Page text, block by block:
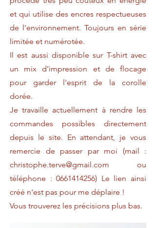
et qui utilise des encres respectueuses
de l'environnement. Toujours en série
limitée et numérotée.
Il est aussi disponible sur T-shirt avec
un mix d'impression et de flocage
pour garder l'esprit de la corolle
dorée.
Je travaille actuellement à rendre les
commandes possibles directement
depuis le site. En attendant, je vous
remercie de passer par moi (mail :
christophe.terve@gmail.com ou
téléphone :0661414256) Le lien ainsi
créé n'est pas pour me déplaire !
Vous trouverez les précisions plus bas.